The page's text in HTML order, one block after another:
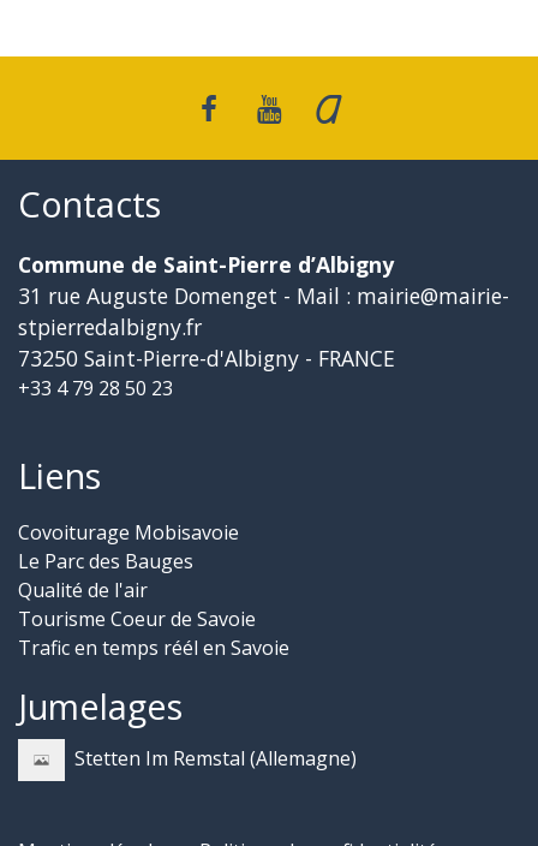
Contacts
Commune de Saint-Pierre d’Albigny
31 rue Auguste Domenget - Mail : mairie@mairie-
stpierredalbigny.fr
73250 Saint-Pierre-d'Albigny - FRANCE
+33 4 79 28 50 23
Liens
Covoiturage Mobisavoie
Le Parc des Bauges
Qualité de l'air
Tourisme Coeur de Savoie
Trafic en temps réél en Savoie
Jumelages
Stetten Im Remstal (Allemagne)